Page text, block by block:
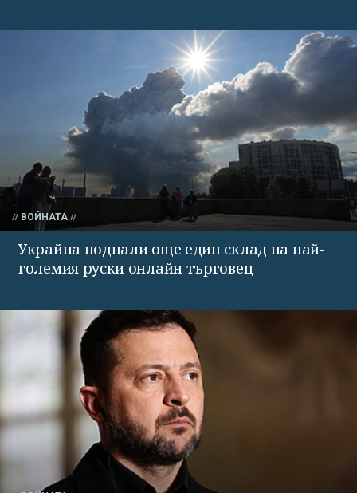
ВОЙНАТА
Украйна подпали още един склад на най-
големия руски онлайн търговец